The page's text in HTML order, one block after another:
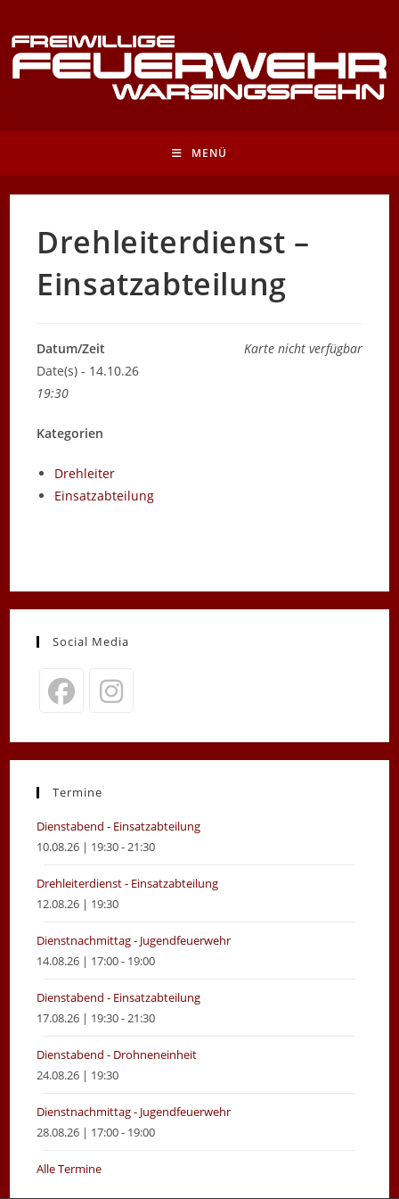
Inhalt
springen
MENÜ
Drehleiterdienst –
Einsatzabteilung
Karte nicht verfügbar
Datum/Zeit
Date(s) - 14.10.26
19:30
Kategorien
Drehleiter
Einsatzabteilung
Social Media
in
new
in
new
Termine
Dienstabend - Einsatzabteilung
10.08.26 | 19:30 - 21:30
Drehleiterdienst - Einsatzabteilung
12.08.26 | 19:30
Dienstnachmittag - Jugendfeuerwehr
14.08.26 | 17:00 - 19:00
Dienstabend - Einsatzabteilung
17.08.26 | 19:30 - 21:30
Dienstabend - Drohneneinheit
24.08.26 | 19:30
Dienstnachmittag - Jugendfeuerwehr
28.08.26 | 17:00 - 19:00
Alle Termine